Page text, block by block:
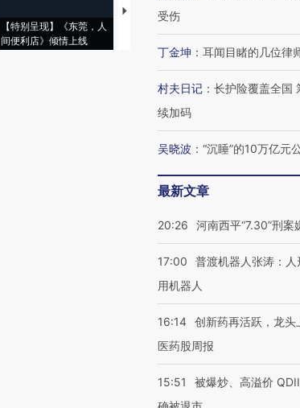
【特别呈现】《东莞，人
间便利店》倾情上线
【推广】走进第四届链博
受伤
丁金坤 ： 耳闻目睹的几位律
村夫日记 ： 长护险覆盖全国
续加码
吴晓波 ： “沉睡”的10万亿元
最新文章
20:26 河南西平“7.30”刑案
17:00
普渡机器人张涛：
用机器人
16:14 创新药再活跃，龙头
医药股周报
15:51
被爆炒、高溢价